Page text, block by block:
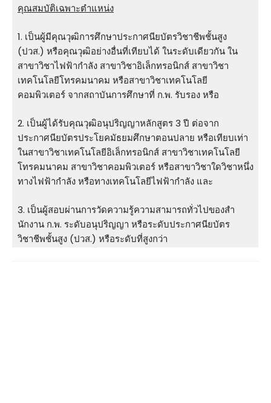
คุณสมบัติเฉพาะตำแหน่ง
1. เป็นผู้มีคุณวุฒิการศึกษาประกาศนียบัตรวิชาชีพชั้นสูง
(ปวส.) หรือคุณวุฒิอย่างอื่นที่เทียบได้ ในระดับเดียวกัน ใน
สาขาวิชาไฟฟ้ากําลัง สาขาวิชาอิเล็กทรอนิกส์ สาขาวิชา
เทคโนโลยีโทรคมนาคม หรือสาขาวิชาเทคโนโลยี
คอมพิวเตอร์ จากสถาบันการศึกษาที่ ก.พ. รับรอง หรือ
2. เป็นผู้ได้รับคุณวุฒิอนุปริญญาหลักสูตร 3 ปี ต่อจาก
ประกาศนียบัตรประโยคมัธยมศึกษาตอนปลาย หรือเทียบเท่า
ในสาขาวิชาเทคโนโลยีอิเล็กทรอนิกส์ สาขาวิชาเทคโนโลยี
โทรคมนาคม สาขาวิชาคอมพิวเตอร์ หรือสาขาวิชาใดวิชาหนึ่ง
ทางไฟฟ้ากําลัง หรือทางเทคโนโลยีไฟฟ้ากําลัง และ
3. เป็นผู้สอบผ่านการวัดความรู้ความสามารถทั่วไปของสํา
นักงาน ก.พ. ระดับอนุปริญญา หรือระดับประกาศนียบัตร
วิชาชีพชั้นสูง (ปวส.) หรือระดับที่สูงกว่า